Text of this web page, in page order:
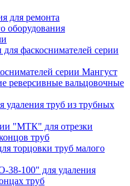
для ремонта
оборудования
для фаскоснимателей серии
серии Мангуст
реверсивные вальцовочные
удаления труб из трубных
"МТК" для отрезки
труб
торцовки труб малого
100" для удаления
труб